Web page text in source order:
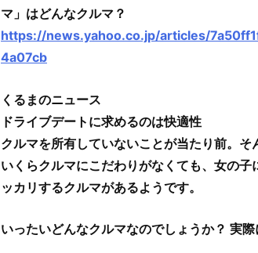
マ」はどんなクルマ？
https://news.yahoo.co.jp/articles/
4a07cb
くるまのニュース
ドライブデートに求めるのは快適性
クルマを所有していないことが当たり前。そ
いくらクルマにこだわりがなくても、女の
ッカリするクルマがあるようです。
いったいどんなクルマなのでしょうか？ 実際